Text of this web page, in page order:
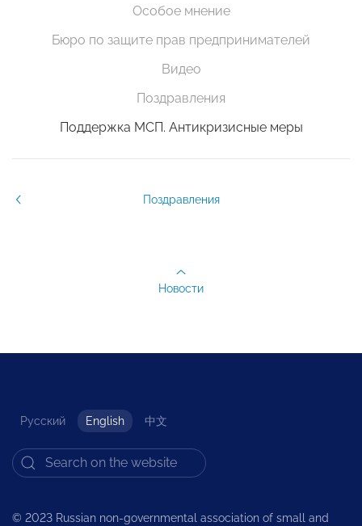
Особое мнение
Бюро по защите прав предпринимателей
Видео
Поздравления
Поддержка МСП. Антикризисные меры
Поздравления
Новости
Русский English 中文
© 2023 Russian non-governmental association of small and